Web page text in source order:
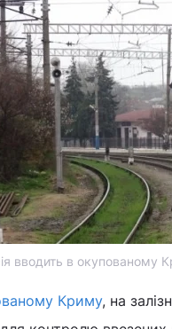
вводить в окупованому
Криму, на